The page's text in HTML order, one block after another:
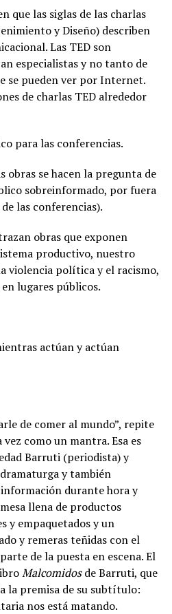
que las siglas de las charlas
y Diseño) describen
Las TED son
especialistas y no tanto de
se pueden ver por Internet.
de charlas TED alrededor
para las conferencias.
obras se hacen la pregunta de
sobreinformado, por fuera
las conferencias).
obras que exponen
productivo, nuestro
violencia política y el racismo,
lugares públicos.
actúan y actúan
de comer al mundo”, repite
como un mantra. Esa es
Barruti (periodista) y
y también
durante hora y
llena de productos
y empaquetados y un
y remeras teñidas con el
de la puesta en escena. El
Malcomidosde Barruti, que
la premisa de su subtítulo:
nos está matando.